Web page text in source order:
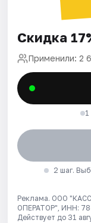
Скидка
Применили: 2
1
2 шаг.
Реклама. ООО
ОПЕРАТОР", ИНН:
Действует до 31